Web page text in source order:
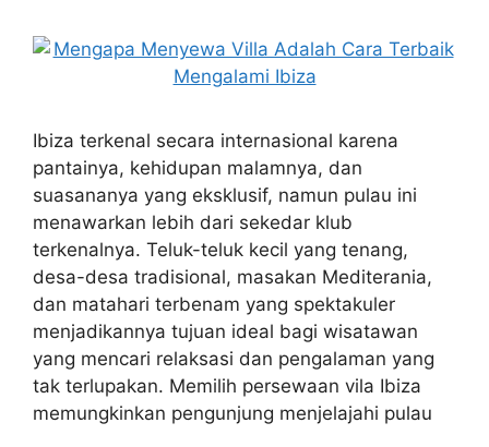
Ibiza terkenal secara internasional karena
pantainya, kehidupan malamnya, dan
suasananya yang eksklusif, namun pulau ini
menawarkan lebih dari sekedar klub
terkenalnya. Teluk-teluk kecil yang tenang,
desa-desa tradisional, masakan Mediterania,
dan matahari terbenam yang spektakuler
menjadikannya tujuan ideal bagi wisatawan
yang mencari relaksasi dan pengalaman yang
tak terlupakan. Memilih persewaan vila Ibiza
memungkinkan pengunjung menjelajahi pulau